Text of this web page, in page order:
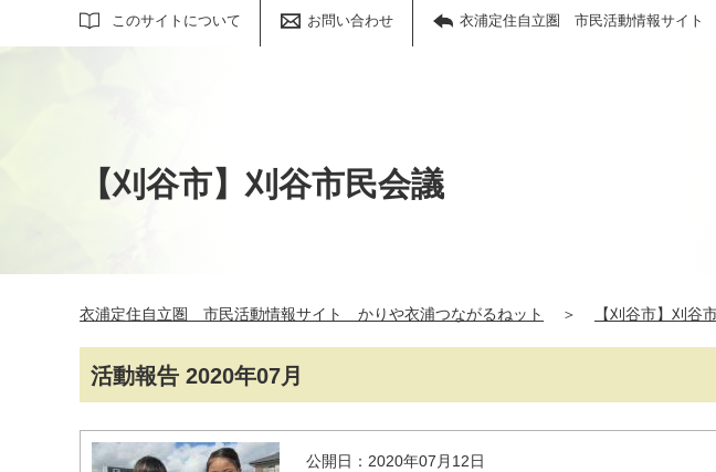
このサイトについて お問い合わせ 衣浦定住自立圏 市民活動情報サイト
サイト内検索
【刈谷市】刈谷市民会議
衣浦定住自立圏 市民活動情報サイト かりや衣浦つながるねット ＞ 【刈谷市】刈谷
活動報告 2020年07月
公開日：2020年07月12日